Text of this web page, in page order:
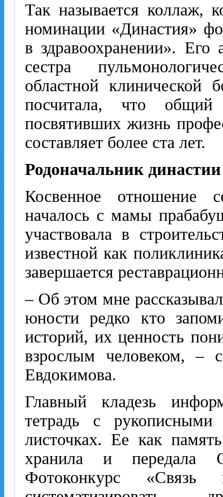
Так называется коллаж,
номинации «Династия»
в здравоохранении». Его
сестра
областной клинической
посчитала, что
посвятивших жизнь
составляет более ста лет.
Родоначальник династии
Косвенное отношение
началось с мамы
участвовала в
известной как
завершается
– Об этом мне
юности редко кто
историй, их ценность
взрослым человеком, –
Евдокимова.
Главный кладезь
тетрадь с
листочках. Ее как
хранила и передала
Фотоконкурс «Связь